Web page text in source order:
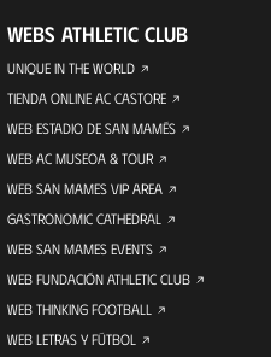
WEBS ATHLETIC CLUB
UNIQUE IN THE WORLD
TIENDA ONLINE AC CASTORE
WEB ESTADIO DE SAN MAMÉS
WEB AC MUSEOA & TOUR
WEB SAN MAMES VIP AREA
GASTRONOMIC CATHEDRAL
WEB SAN MAMES EVENTS
WEB FUNDACIÓN ATHLETIC CLUB
WEB THINKING FOOTBALL
WEB LETRAS Y FÚTBOL